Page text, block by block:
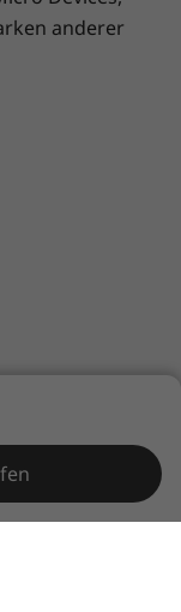
für
variieren.
anderer